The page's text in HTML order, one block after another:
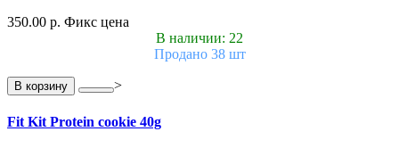
350.00 р. Фикс цена
В наличии: 22
Продано 38 шт
В корзину >
Fit Kit Protein cookie 40g